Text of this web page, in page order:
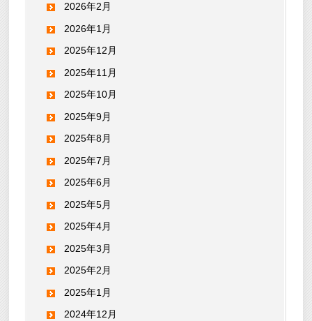
2026年2月
2026年1月
2025年12月
2025年11月
2025年10月
2025年9月
2025年8月
2025年7月
2025年6月
2025年5月
2025年4月
2025年3月
2025年2月
2025年1月
2024年12月